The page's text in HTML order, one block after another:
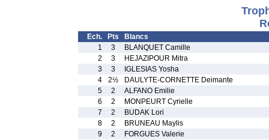
Ech. Pts
Blancs
1
3
BLANQUET Camille
2
3
HEJAZIPOUR Mitra
3
3
IGLESIAS Yosha
4
2½
DAULYTE-CORNETTE Deimante
5
2
ALFANO Emilie
6
2
MONPEURT Cyrielle
7
2
BUDAK Lori
8
2
BRUNEAU Maylis
9
2
FORGUES Valerie